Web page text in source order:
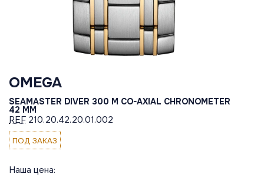
OMEGA
SEAMASTER DIVER 300 M CO-AXIAL CHRONOMETER
42 MM
REF 210.20.42.20.01.002
ПОД ЗАКАЗ
Наша цена: